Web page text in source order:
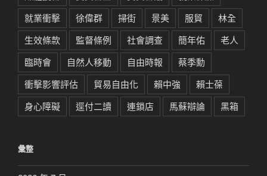
就業衝擊
徐偉群 掃街 景美 服貿
林全
生效條款
監督條例 社會調查 簡年佑
老人
臨時會
自然人移動 自由時報
蔡季勳
衝擊影響評估
貿易自由化 賴中強
賴士葆
身心障礙
逕付二讀 連鎖店 馬蘇辯論 黑箱
彙整